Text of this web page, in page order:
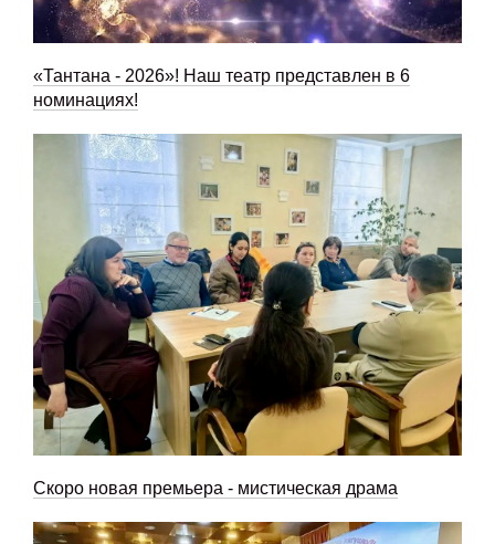
«Тантана - 2026»! Наш театр представлен в 6
номинациях!
Скоро новая премьера - мистическая драма